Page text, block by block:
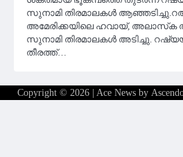
സുനാമി തിരമാലകൾ
അമേരിക്കയിലെ ഹവായ്, അലാസ്‌ക
സുനാമി തിരമാലകൾ അടിച്ചു.
തീരത്ത്…
Copyright © 2026 | Ace News by